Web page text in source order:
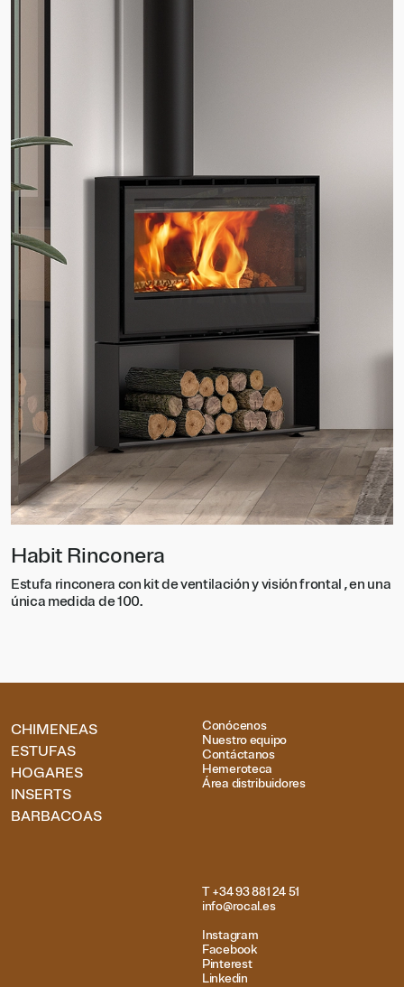
Habit Rinconera
Estufa rinconera con kit de ventilación y visión frontal , en una
única medida de 100.
CHIMENEAS
ESTUFAS
HOGARES
INSERTS
BARBACOAS
Conócenos
Nuestro equipo
Contáctanos
Hemeroteca
Área distribuidores
T +34 93 881 24 51
info@rocal.es
Instagram
Facebook
Pinterest
Linkedin